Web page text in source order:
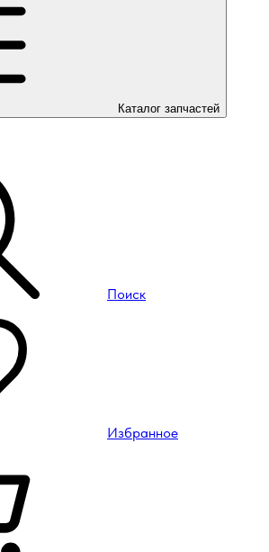
Каталог запчастей
Поиск
Избранное